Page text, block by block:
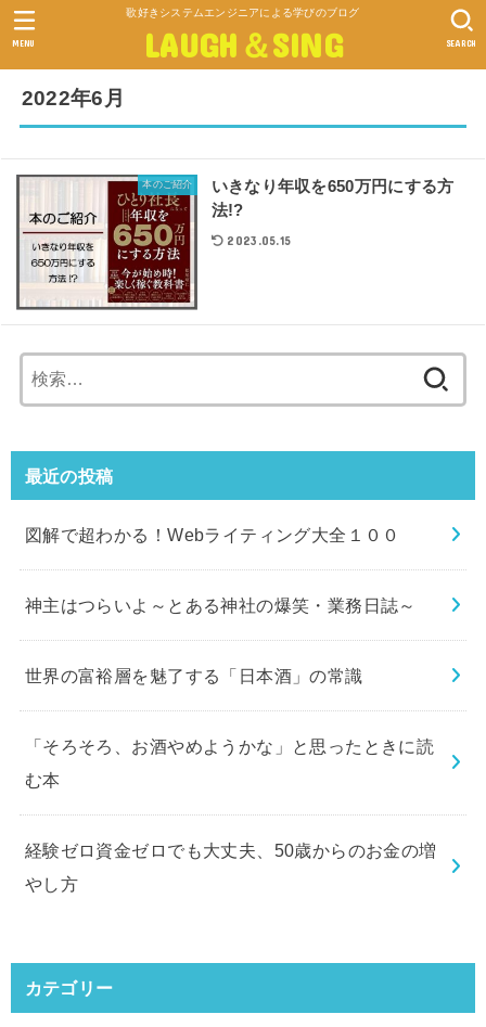
歌好きシステムエンジニアによる学びのブログ
LAUGH＆SING SEARCH
MENU
2022年6月
本のご紹介
いきなり年収を650万円にする方
法!?
2023.05.15
索:
最近の投稿
図解で超わかる！Webライティング大全１００
神主はつらいよ～とある神社の爆笑・業務日誌～
世界の富裕層を魅了する「日本酒」の常識
「そろそろ、お酒やめようかな」と思ったときに読
む本
経験ゼロ資金ゼロでも大丈夫、50歳からのお金の増
やし方
カテゴリー